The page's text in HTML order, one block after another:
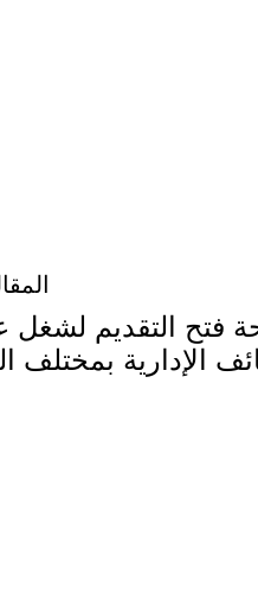
فتح التقديم
الإدارية بمختلف